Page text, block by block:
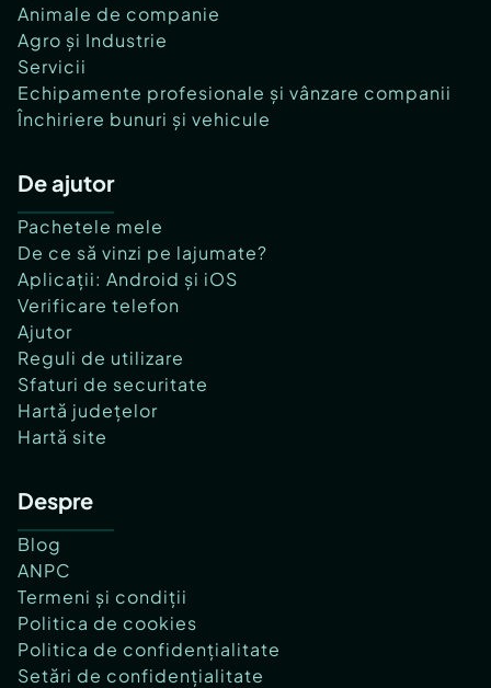
Animale de companie
Agro și Industrie
Servicii
Echipamente profesionale și vânzare companii
Închiriere bunuri și vehicule
De ajutor
Pachetele mele
De ce să vinzi pe lajumate?
Aplicații: Android și iOS
Verificare telefon
Ajutor
Reguli de utilizare
Sfaturi de securitate
Hartă județelor
Hartă site
Despre
Blog
ANPC
Termeni și condiții
Politica de cookies
Politica de confidențialitate
Setări de confidențialitate